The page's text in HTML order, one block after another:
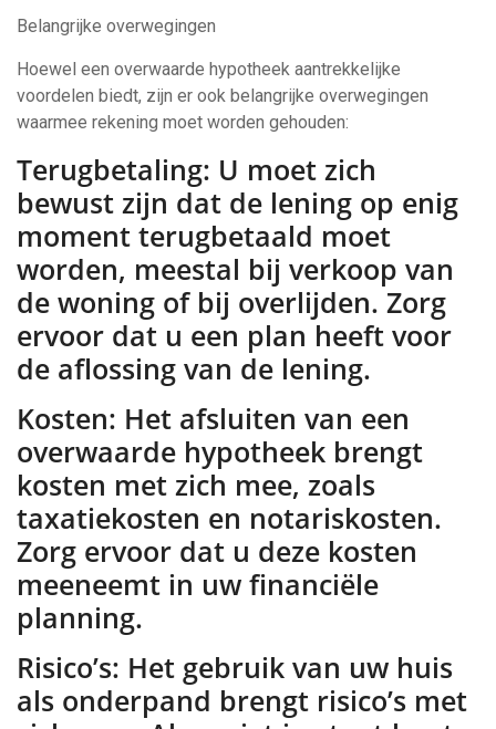
Belangrijke overwegingen
Hoewel een overwaarde hypotheek aantrekkelijke
voordelen biedt, zijn er ook belangrijke overwegingen
waarmee rekening moet worden gehouden:
Terugbetaling: U moet zich
bewust zijn dat de lening op enig
moment terugbetaald moet
worden, meestal bij verkoop van
de woning of bij overlijden. Zorg
ervoor dat u een plan heeft voor
de aflossing van de lening.
Kosten: Het afsluiten van een
overwaarde hypotheek brengt
kosten met zich mee, zoals
taxatiekosten en notariskosten.
Zorg ervoor dat u deze kosten
meeneemt in uw financiële
planning.
Risico’s: Het gebruik van uw huis
als onderpand brengt risico’s met